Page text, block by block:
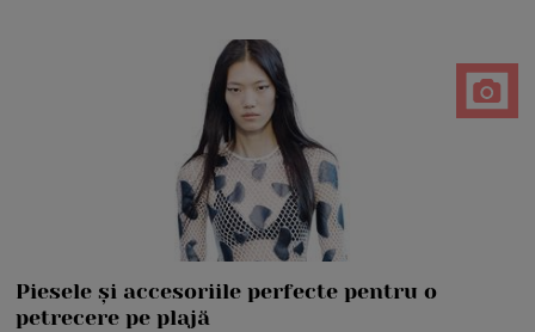
Piesele și accesoriile perfecte pentru o
petrecere pe plajă